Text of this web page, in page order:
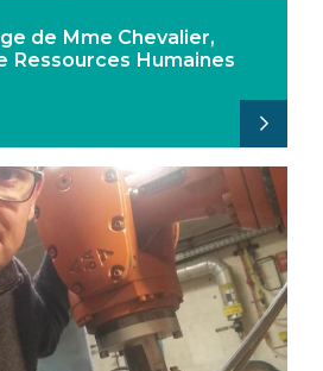
de Mme Chevalier,
Ressources Humaines